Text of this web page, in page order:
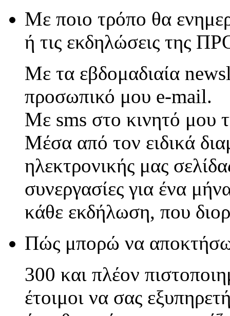
Με ποιο τρόπο θα
ή τις εκδηλώσεις της
Με τα εβδομαδιαία
προσωπικό μου e-mail.
Με sms στο κινητό μου
Μέσα από τον ειδικά
ηλεκτρονικής μας
συνεργασίες για ένα
κάθε εκδήλωση, που
Πώς μπορώ να
300 και πλέον
έτοιμοι να σας